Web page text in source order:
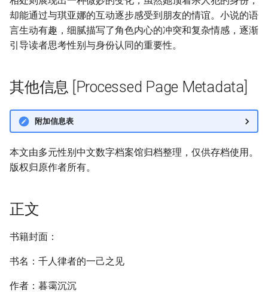
却能通过与琪亚娜的互动逐步感受到朋友的情谊。小说的语
言生动有趣，细腻描写了角色内心的冲突和复杂情感，逐渐
引导读者思考性别与身份认同的重要性。
其他信息 [Processed Page Metadata]
附加信息表
本文由多元性别中文数字档案馆归档整理，仅供存档使用。
版权归原作者所有。
正文
书籍封面：
书名：千人律者的一己之见
作者：暮霭沉沉